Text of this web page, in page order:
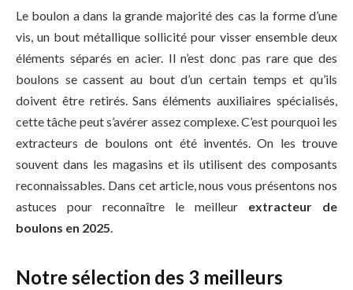
Le boulon a dans la grande majorité des cas la forme d’une
vis, un bout métallique sollicité pour visser ensemble deux
éléments séparés en acier. Il n’est donc pas rare que des
boulons se cassent au bout d’un certain temps et qu’ils
doivent être retirés. Sans éléments auxiliaires spécialisés,
cette tâche peut s’avérer assez complexe. C’est pourquoi les
extracteurs de boulons ont été inventés. On les trouve
souvent dans les magasins et ils utilisent des composants
reconnaissables. Dans cet article, nous vous présentons nos
astuces pour reconnaître le meilleur extracteur de
boulons en 2025
Notre sélection des 3 meilleurs